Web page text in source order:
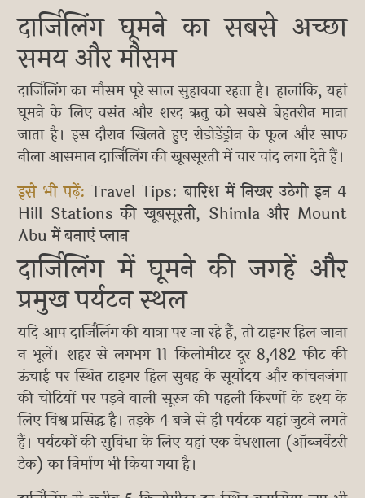
दार्जिलिंग घूमने का सबसे अच्छा
समय और मौसम
दार्जिलिंग का मौसम पूरे साल सुहावना रहता है। हालांकि, यहां
घूमने के लिए वसंत और शरद ऋतु को सबसे बेहतरीन माना
जाता है। इस दौरान खिलते हुए रोडोडेंड्रोन के फूल और साफ
नीला आसमान दार्जिलिंग की खूबसूरती में चार चांद लगा देते हैं।
इसे भी पढ़ें:Travel Tips: बारिश में निखर उठेगी इन 4
Hill Stations की खूबसूरती, Shimla और Mount
Abu में बनाएं प्लान
दार्जिलिंग में घूमने की जगहें और
प्रमुख पर्यटन स्थल
यदि आप दार्जिलिंग की यात्रा पर जा रहे हैं, तो टाइगर हिल जाना
न भूलें। शहर से लगभग 11 किलोमीटर दूर 8,482 फीट की
ऊंचाई पर स्थित टाइगर हिल सुबह के सूर्योदय और कांचनजंगा
की चोटियों पर पड़ने वाली सूरज की पहली किरणों के दृश्य के
लिए विश्व प्रसिद्ध है। तड़के 4 बजे से ही पर्यटक यहां जुटने लगते
हैं। पर्यटकों की सुविधा के लिए यहां एक वेधशाला (ऑब्जर्वेटरी
डेक) का निर्माण भी किया गया है।